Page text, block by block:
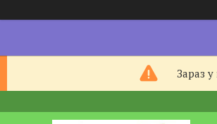
Зараз